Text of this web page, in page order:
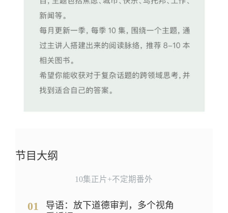
节目大纲
10集正片+不定期番外
01
导语：放下道德审判，多个视角